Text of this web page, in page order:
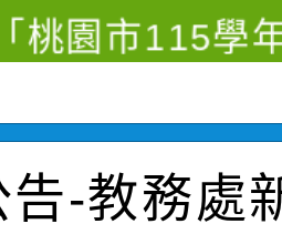
招)
本土語及新住
桃園市115學
市政府政風處
手，綠能透明
115學年度全
告-教務處